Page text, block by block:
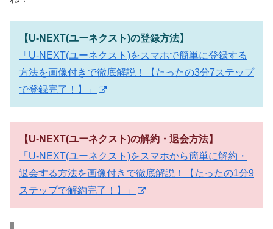
【U-NEXT(ユーネクスト)の登録方法】
「U-NEXT(ユーネクスト)をスマホで簡単に登録する
方法を画像付きで徹底解説！【たったの3分7ステップ
で登録完了！】」
【U-NEXT(ユーネクスト)の解約・退会方法】
「U-NEXT(ユーネクスト)をスマホから簡単に解約・
退会する方法を画像付きで徹底解説！【たったの1分9
ステップで解約完了！】」